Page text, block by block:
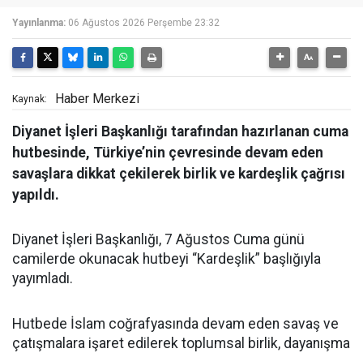
Yayınlanma: 06 Ağustos 2026 Perşembe 23:32
Kaynak: Haber Merkezi
Diyanet İşleri Başkanlığı tarafından hazırlanan cuma
hutbesinde, Türkiye’nin çevresinde devam eden
savaşlara dikkat çekilerek birlik ve kardeşlik çağrısı
yapıldı.
Diyanet İşleri Başkanlığı, 7 Ağustos Cuma günü
camilerde okunacak hutbeyi “Kardeşlik” başlığıyla
yayımladı.
Hutbede İslam coğrafyasında devam eden savaş ve
çatışmalara işaret edilerek toplumsal birlik, dayanışma